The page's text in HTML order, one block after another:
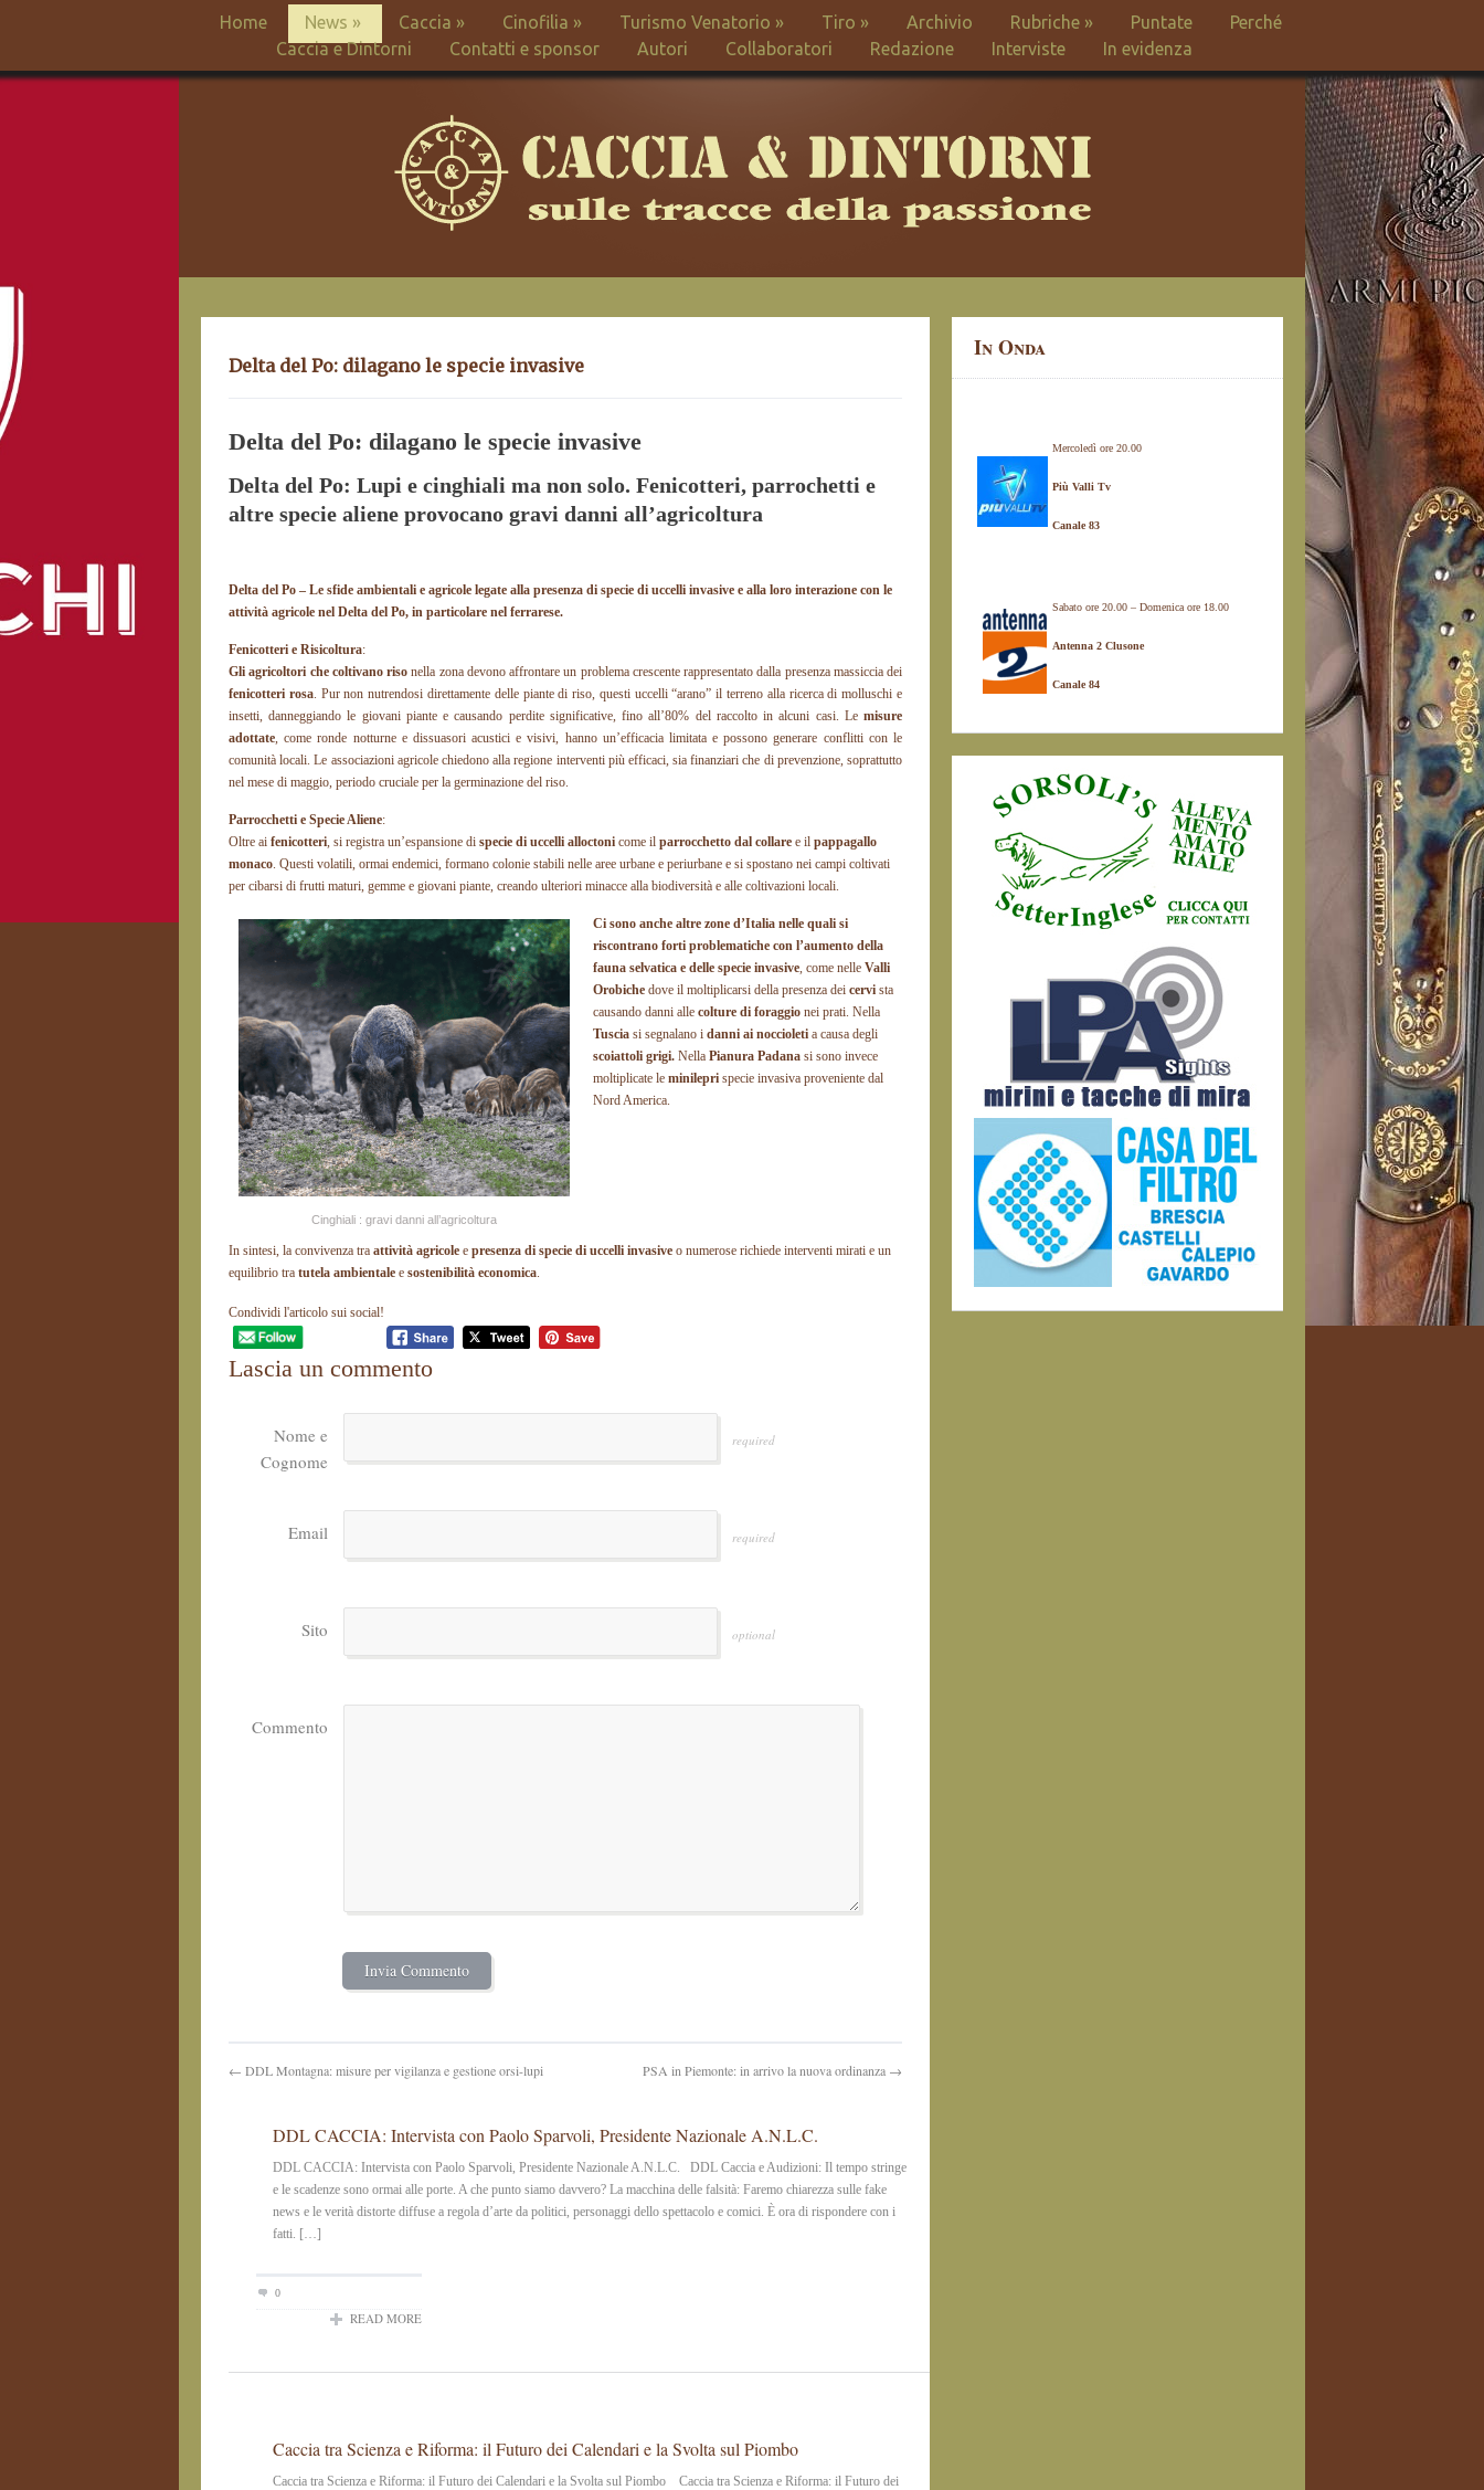
Home News » Caccia » Cinofilia » Turismo Venatorio » Tiro » Archivio Rubriche» Puntate
Perché
Caccia e Dintorni
Contatti e sponsor Autori Collaboratori Redazione Interviste In evidenza
Delta del Po: dilagano le specie invasive
Delta del Po: dilagano le specie invasive
Delta del Po: Lupi e cinghiali ma non solo. Fenicotteri, parrochetti e
altre specie aliene provocano gravi danni all’agricoltura
Delta del Po – Le sfide ambientali e agricole legate alla presenza di specie di uccelli invasive e alla loro interazione con le
attività agricole nel Delta del Po, in particolare nel ferrarese.
Fenicotteri e Risicoltura:
Gli agricoltori che coltivano riso nella zona devono affrontare un problema crescente rappresentato dalla presenza massiccia dei
fenicotteri rosa. Pur non nutrendosi direttamente delle piante di riso, questi uccelli “arano” il terreno alla ricerca di molluschi e
insetti, danneggiando le giovani piante e causando perdite significative, fino all’80% del raccolto in alcuni casi. Le misure
adottate, come ronde notturne e dissuasori acustici e visivi, hanno un’efficacia limitata e possono generare conflitti con le
comunità locali. Le associazioni agricole chiedono alla regione interventi più efficaci, sia finanziari che di prevenzione, soprattutto
nel mese di maggio, periodo cruciale per la germinazione del riso.
Parrocchetti e Specie Aliene:
Oltre ai fenicotteri, si registra un’espansione di specie di uccelli alloctoni come il parrocchetto dal collare e il pappagallo
monaco. Questi volatili, ormai endemici, formano colonie stabili nelle aree urbane e periurbane e si spostano nei campi coltivati
per cibarsi di frutti maturi, gemme e giovani piante, creando ulteriori minacce alla biodiversità e alle coltivazioni locali.
Cinghiali : gravi danni all’agricoltura
Ci sono anche altre zone d’Italia nelle quali si
riscontrano forti problematiche con l’aumento della
fauna selvatica e delle specie invasive, come nelle Valli
Orobiche dove il moltiplicarsi della presenza dei cervi sta
causando danni alle colture di foraggio nei prati. Nella
Tuscia si segnalano i danni ai noccioleti a causa degli
scoiattoli grigi. Nella Pianura Padana si sono invece
moltiplicate le minilepri specie invasiva proveniente dal
Nord America.
In sintesi, la convivenza tra attività agricole e presenza di specie di uccelli invasive o numerose richiede interventi mirati e un
equilibrio tra tutela ambientale e sostenibilità economica.
Condividi l'articolo sui social!
Lascia un commento
Nome e
Cognome
required
Email required
Sito optional
Commento
← DDL Montagna: misure per vigilanza e gestione orsi-lupi PSA in Piemonte: in arrivo la nuova ordinanza →
DDL CACCIA: Intervista con Paolo Sparvoli, Presidente Nazionale A.N.L.C.
DDL CACCIA: Intervista con Paolo Sparvoli, Presidente Nazionale A.N.L.C. DDL Caccia e Audizioni: Il tempo stringe
e le scadenze sono ormai alle porte. A che punto siamo davvero? La macchina delle falsità: Faremo chiarezza sulle fake
news e le verità distorte diffuse a regola d’arte da politici, personaggi dello spettacolo e comici. È ora di rispondere con i
fatti. […]
0
READ MORE
Caccia tra Scienza e Riforma: il Futuro dei Calendari e la Svolta sul Piombo
Caccia tra Scienza e Riforma: il Futuro dei Calendari e la Svolta sul Piombo Caccia tra Scienza e Riforma: il Futuro dei
In Onda
Mercoledì ore 20.00
Più Valli Tv
Canale 83
Sabato ore 20.00 – Domenica ore 18.00
Antenna 2 Clusone
Canale 84